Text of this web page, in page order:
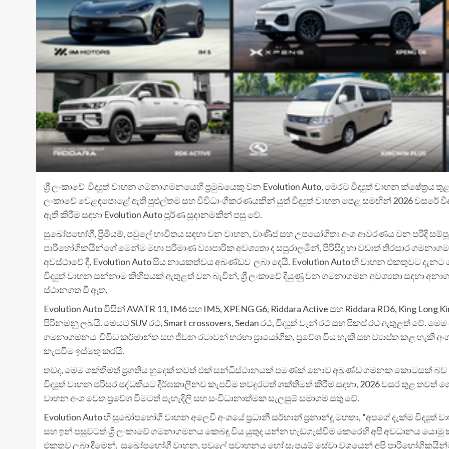
ශ්‍රී ලංකාවේ විද්‍යුත් වාහන ගමනාගමනයෙහි ප්‍රමුඛයෙකු වන Evolution Auto, මෙරට විද්‍යුත් වාහන ක්ෂේත්‍රය
ලංකාවේ වෙළඳපොළේ ඇති පුළුල්තම සහ විවිධාංගීකරණයකින් යුත් විද්‍යුත් වාහන පෙළ සමඟින් 2026 වසරේ
ඇති කිරීම සඳහා Evolution Auto පූර්ණ සූදානමකින් පසු වේ.
සුඛෝපභෝගී, ප්‍රිමියම්, පවුලේ භාවිතය සඳහා වන වාහන, වාණිජ සහ උපයෝගිතා අංශ ආවරණය වන පරිදි
පාරිභෝගිකයින්ගේ මෙන්ම මහා පරිමාණ ව්‍යාපාරික අවශ්‍යතා ද සපුරාලමින්, පිරිසිදු හා වඩාත් තිරසාර
අවස්ථාවේ දී, Evolution Auto සිය නායකත්වය අඛණ්ඩව ලබා දෙයි. Evolution Auto හි වාහන එකතුවට
විද්‍යුත් වාහන සන්නාම කිහිපයක් ඇතුළත් වන බැවින්, ශ්‍රී ලංකාවේ දියුණු වන ගමනාගමන අවශ්‍යතා සඳහා
ස්ථානගත වී ඇත.
Evolution Auto විසින් AVATR 11, IM6 සහ IM5, XPENG G6, Riddara Active සහ Riddara RD6, King
පිරිනමනු ලබයි. මෙයට SUV රථ, Smart crossovers, Sedan රථ, විද්‍යුත් වෑන් රථ සහ පිකප් රථ ඇතුළත් වේ.
ගමනාගමනය විවිධ කර්මාන්ත සහ ජීවන රටාවන් හරහා ප්‍රායෝගික, ප්‍රවේශ විය හැකි සහ ව්‍යාප්ත කළ හැකි
කැපවීම ඉස්මතු කරයි.
තවද, මෙම ශක්තිමත් ප්‍රගතිය හුදෙක් තවත් එක් සන්ධිස්ථානයක් පමණක් නොව අඛණ්ඩ ගමනක කොටසක් බව
විද්‍යුත් වාහන පරිසර පද්ධතියට දීර්ඝකාලීනව කැපවීම තවදුරටත් ශක්තිමත් කිරීම සඳහා, 2026 වසර තුළ තවත්
වාහන අංශ වෙත ප්‍රවේශ වීමටත් පැහැදිලි සහ සංවිධානාත්මක සැලසුම් සමාගම සතු වේ.
Evolution Auto හි සුඛෝපභෝගී වාහන අලෙවි අංශයේ ප්‍රධානී සර්හාන් ප්‍රනාන්දු මහතා, “අපගේ දැක්ම
සහ ඉන් පසුවටත් ශ්‍රී ලංකාවේ ගමනාගමනය කෙබඳු විය යුතුද යන්න හැඩගැස්වීම කෙරෙහි අපි අවධානය යොමු
එකතුව ලබා දීමෙන්, සුඛෝපභෝගී වාහන, පවුලේ ප්‍රවාහනය හෝ සැපයුම් සේවා වශයෙන් අපි